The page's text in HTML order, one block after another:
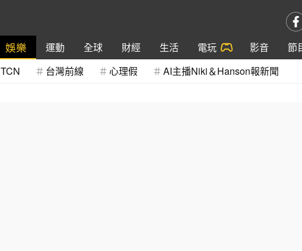
娛樂 運動 全球 財經 生活 電玩 影音 節
TCN 台灣前線 心理假 AI主播Niki＆Hanson報新聞